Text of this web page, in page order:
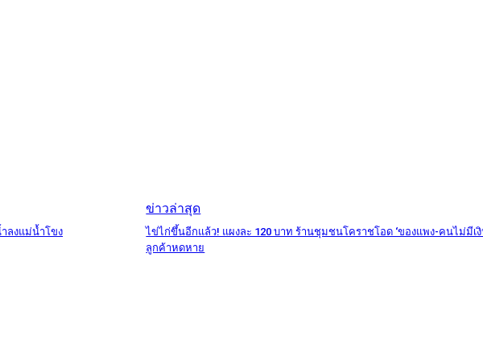
ลงแม่น้ำโขง
ข่าวล่าสุด
ไข่ไก่ขึ้นอีกแล้ว! แผงละ 120 บาท ร้านชุมชนโคราชโอด ‘ของแพง-คนไม่มีเงิ
ลูกค้าหดหาย